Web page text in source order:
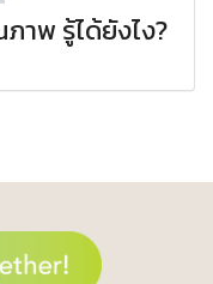
าพ รู้ได้ยังไง?